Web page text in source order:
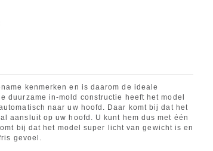
kenmerken en is daarom de ideale
duurzame in-mold constructie heeft het model
naar uw hoofd. Daar komt bij dat het
aansluit op uw hoofd. U kunt hem dus met één
bij dat het model super licht van gewicht is en
gevoel.